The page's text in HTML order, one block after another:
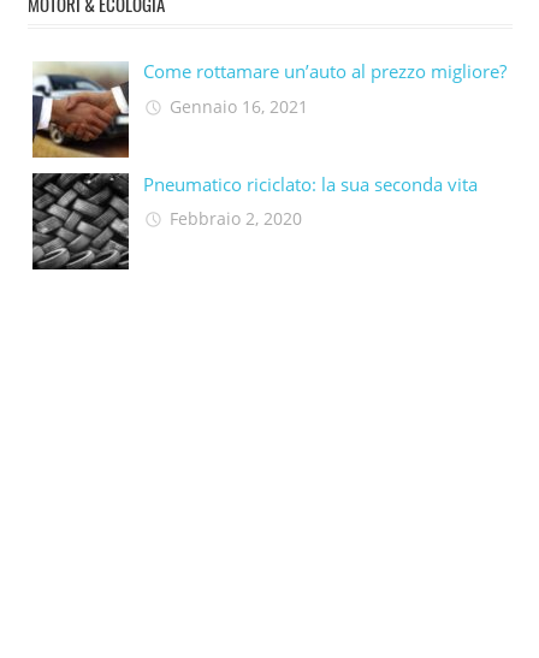
Come rottamare un’auto al prezzo migliore?
Gennaio 16, 2021
Pneumatico riciclato: la sua seconda vita​
Febbraio 2, 2020